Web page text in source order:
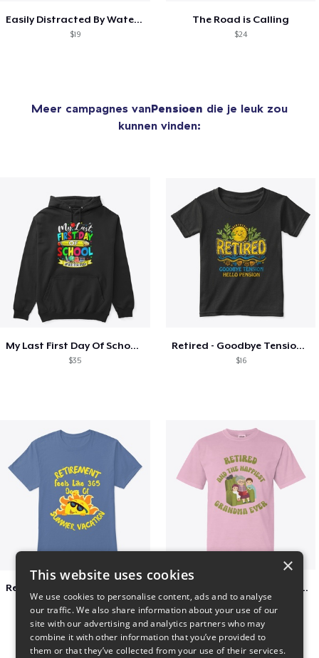
Easily Distracted By Waterfalls
$19
The Road is Calling
$24
Meer campagnes vanPensioen die je leuk zou
kunnen vinden:
My Last First Day Of School Retiring
$35
Retired - Goodbye Tension Hello Pension
$16
$23
Retired and the happiest grandma ever
$22
×
This website uses cookies
We use cookies to personalise content, ads and to analyse
our traffic. We also share information about your use of our
site with our advertising and analytics partners who may
combine it with other information that you’ve provided to
them or that they’ve collected from your use of their services.